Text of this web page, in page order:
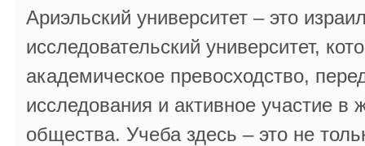
Ариэльский университет – это
исследовательский университет,
академическое превосходство,
исследования и активное участие в
общества. Учеба здесь – это не